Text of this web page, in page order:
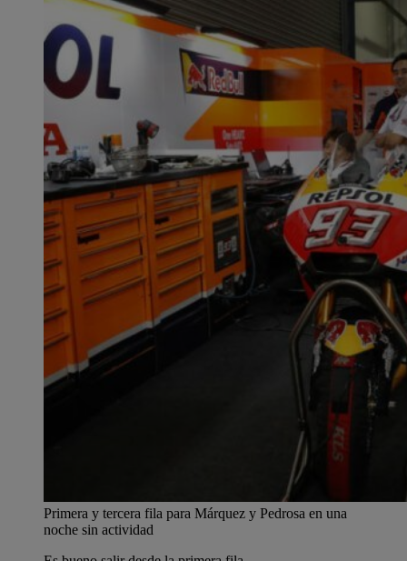
Primera y tercera fila para Márquez y Pedrosa en una
noche sin actividad